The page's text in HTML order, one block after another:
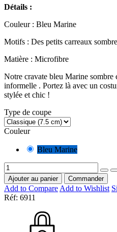
Détails :
Couleur : Bleu Marine
Motifs : Des petits carreaux
Matière : Microfibre
Notre cravate bleu Marine sombre
informelle . Portez là avec un
stylée et chic !
Type de coupe
Couleur
Bleu Marine
Ajouter au panier Commander
Add to CompareAdd to Wishlist
Réf: 6911